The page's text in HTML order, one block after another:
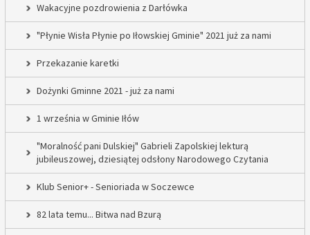
Wakacyjne pozdrowienia z Darłówka
"Płynie Wisła Płynie po Iłowskiej Gminie" 2021 już za nami
Przekazanie karetki
Dożynki Gminne 2021 - już za nami
1 września w Gminie Iłów
"Moralność pani Dulskiej" Gabrieli Zapolskiej lekturą
jubileuszowej, dziesiątej odsłony Narodowego Czytania
Klub Senior+ - Senioriada w Soczewce
82 lata temu... Bitwa nad Bzurą